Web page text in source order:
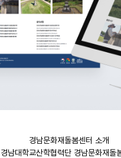
경남문화재돌봄센터 소개
경남대학교산학협력단 경남문화재돌